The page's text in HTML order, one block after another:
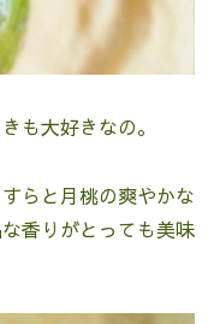
も大好きなの。
らと月桃の爽やかな
香りがとっても美味